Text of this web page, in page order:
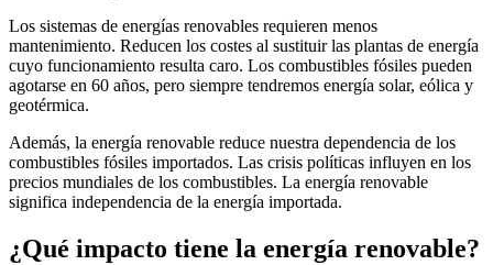
Los sistemas de energías renovables requieren menos
mantenimiento. Reducen los costes al sustituir las plantas de energía
cuyo funcionamiento resulta caro. Los combustibles fósiles pueden
agotarse en 60 años, pero siempre tendremos energía solar, eólica y
geotérmica.
Además, la energía renovable reduce nuestra dependencia de los
combustibles fósiles importados. Las crisis políticas influyen en los
precios mundiales de los combustibles. La energía renovable
significa independencia de la energía importada.
¿Qué impacto tiene la energía renovable?